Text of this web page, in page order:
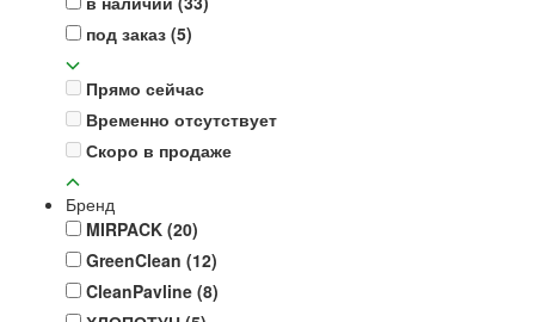
под заказ (5)
Прямо сейчас
Временно отсутствует
Скоро в продаже
Бренд
MIRPACK (20)
GreenClean (12)
CleanPavline (8)